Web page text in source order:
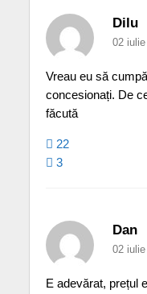
Dilu
02
Vreau eu să
concesionați. De
făcută
22
3
Dan
02
E adevărat, prețul